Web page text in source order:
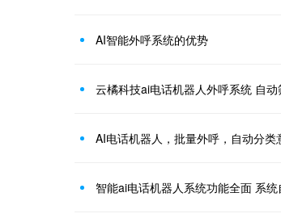
AI智能外呼系统的优势
云橘科技ai电话机器人外呼系统 自
AI电话机器人，批量外呼，自动分类
智能ai电话机器人系统功能全面 系